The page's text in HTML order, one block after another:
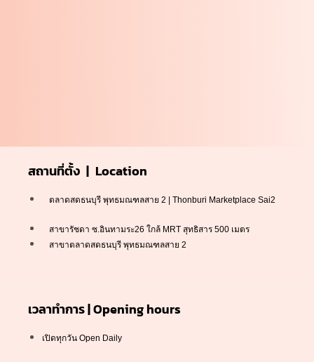
สถานที่ตั้ง | Location
ตลาดสดธนบุรี พุทธมณฑลสาย 2 | Thonburi Marketplace Sai2
สาขารัชดา ซ.อินทามระ26 ใกล้ MRT สุทธิสาร 500 เมตร
สาขาตลาดสดธนบุรี พุทธมณฑลสาย 2
เวลาทำการ | Opening hours
เปิดทุกวัน Open Daily